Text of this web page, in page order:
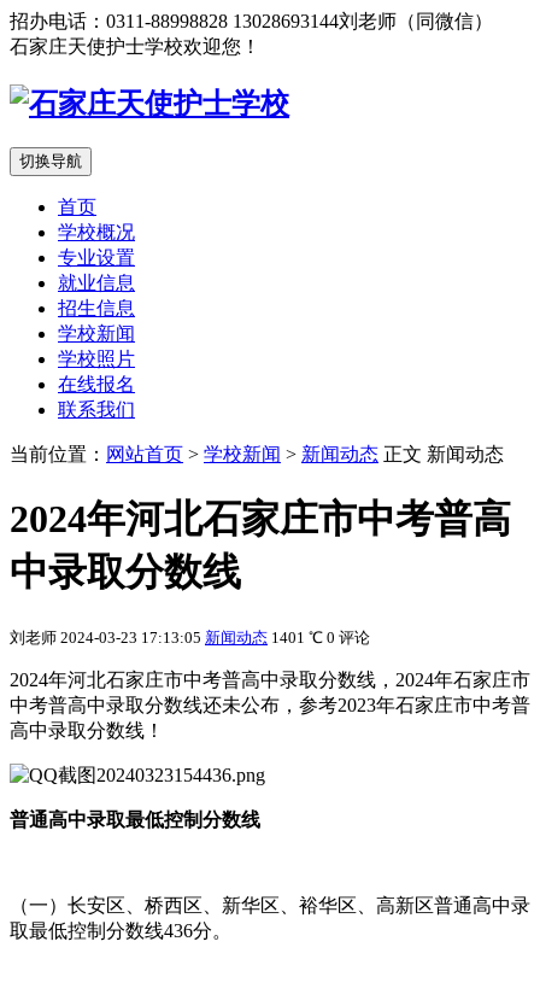
招办电话：0311-88998828 13028693144刘老师（同微信）
石家庄天使护士学校欢迎您！
切换导航
首页
学校概况
专业设置
就业信息
招生信息
学校新闻
学校照片
在线报名
联系我们
当前位置： 网站首页 > 学校新闻 > 新闻动态 正文 新闻动态
2024年河北石家庄市中考普高
中录取分数线
刘老师 2024-03-23 17:13:05 新闻动态 1401 ℃ 0 评论
2024年河北石家庄市中考普高中录取分数线，2024年石家庄市
中考普高中录取分数线还未公布，参考2023年石家庄市中考普
高中录取分数线！
普通高中录取最低控制分数线
（一）长安区、桥西区、新华区、裕华区、高新区普通高中录
取最低控制分数线436分。